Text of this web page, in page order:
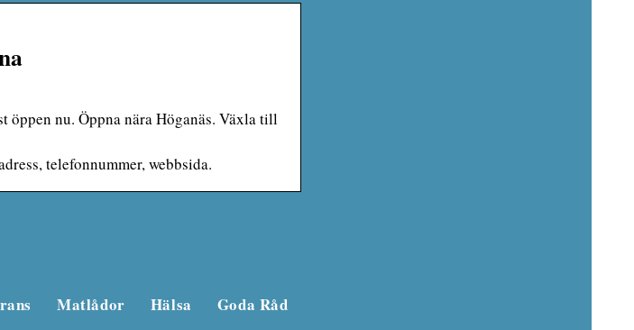
öppen nu. Öppna nära Höganäs. Växla till
telefonnummer, webbsida.
Matlådor Hälsa Goda Råd
Beautyforum.dk Gör något